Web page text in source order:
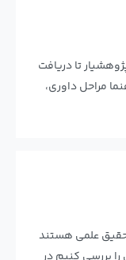
تا دریافت
مراحل داوری،
علمی هستند